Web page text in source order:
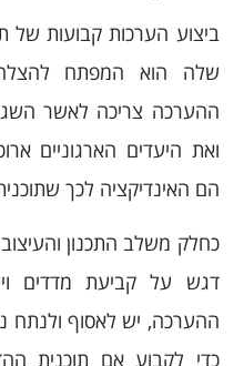
ביצוע הערכות קבועות של
שלה הוא המפתח
ההערכה צריכה לאשר
ואת היעדים הארגוניים
הם האינדיקציה לכך
כחלק משלב התכנון
דגש על קביעת מדדים
ההערכה, יש לאסוף ולנתח
כדי לקבוע אם תוכנית